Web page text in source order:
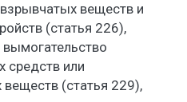
веществ и
(статья 226),
средств или
веществ (статья 229),